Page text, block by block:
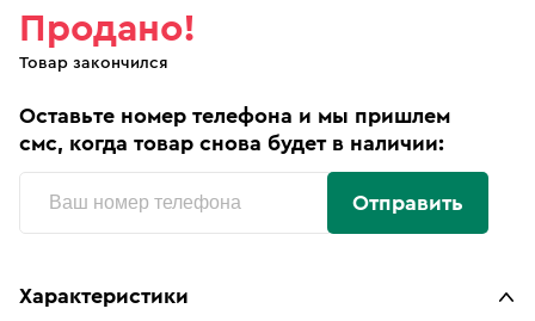
Продано!
Товар закончился
Оставьте номер телефона и мы пришлем
смс, когда товар снова будет в наличии:
Отправить
Характеристики